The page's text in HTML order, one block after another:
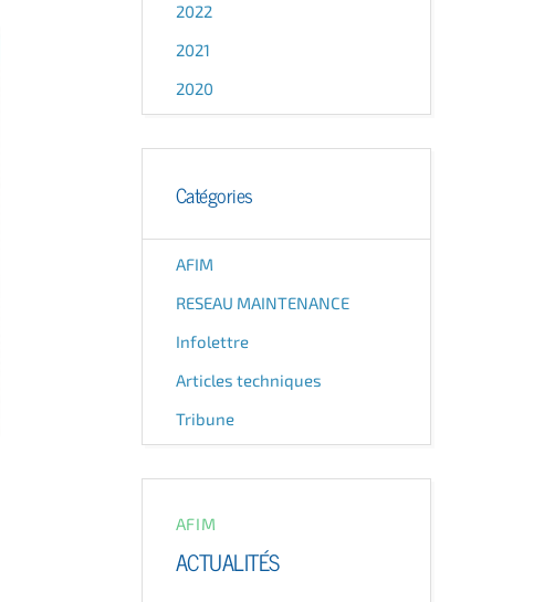
2022
2021
2020
Catégories
AFIM
RESEAU MAINTENANCE
Infolettre
Articles techniques
Tribune
AFIM
ACTUALITÉS